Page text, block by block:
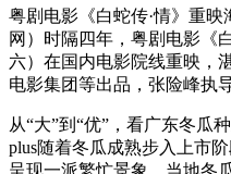
粤剧电影《白蛇传·情》重
网）时隔四年，粤剧电影《
六）在国内电影院线重映，
电影集团等出品，张险峰执
从“大”到“优”，看广东冬瓜
plus随着冬瓜成熟步入上市
呈现一派繁忙景象。当地冬